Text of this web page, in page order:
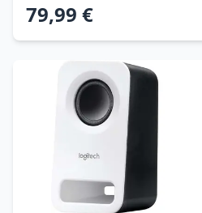
L1, Fotocamera 5MP+8MP,
2026
79,99 €